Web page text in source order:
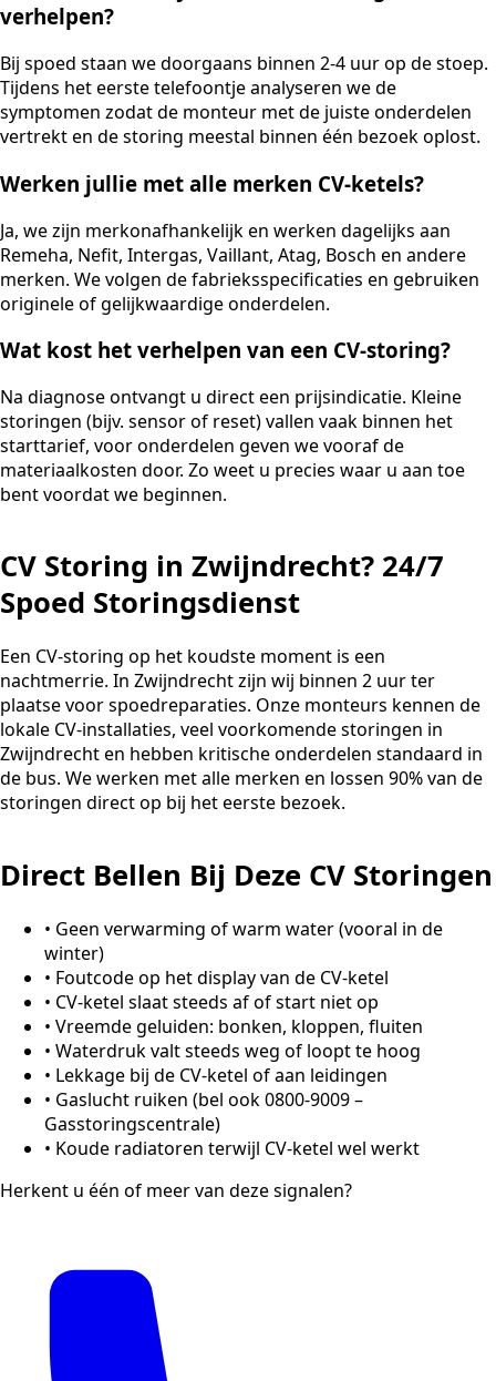
verhelpen?
Bij spoed staan we doorgaans binnen 2-4 uur op de stoep.
Tijdens het eerste telefoontje analyseren we de
symptomen zodat de monteur met de juiste onderdelen
vertrekt en de storing meestal binnen één bezoek oplost.
Werken jullie met alle merken CV-ketels?
Ja, we zijn merkonafhankelijk en werken dagelijks aan
Remeha, Nefit, Intergas, Vaillant, Atag, Bosch en andere
merken. We volgen de fabrieksspecificaties en gebruiken
originele of gelijkwaardige onderdelen.
Wat kost het verhelpen van een CV-storing?
Na diagnose ontvangt u direct een prijsindicatie. Kleine
storingen (bijv. sensor of reset) vallen vaak binnen het
starttarief, voor onderdelen geven we vooraf de
materiaalkosten door. Zo weet u precies waar u aan toe
bent voordat we beginnen.
CV Storing in Zwijndrecht? 24/7
Spoed Storingsdienst
Een CV-storing op het koudste moment is een
nachtmerrie. In Zwijndrecht zijn wij binnen 2 uur ter
plaatse voor spoedreparaties. Onze monteurs kennen de
lokale CV-installaties, veel voorkomende storingen in
Zwijndrecht en hebben kritische onderdelen standaard in
de bus. We werken met alle merken en lossen 90% van de
storingen direct op bij het eerste bezoek.
Direct Bellen Bij Deze CV Storingen
• Geen verwarming of warm water (vooral in de
winter)
• Foutcode op het display van de CV-ketel
• CV-ketel slaat steeds af of start niet op
• Vreemde geluiden: bonken, kloppen, fluiten
• Waterdruk valt steeds weg of loopt te hoog
• Lekkage bij de CV-ketel of aan leidingen
• Gaslucht ruiken (bel ook 0800-9009 –
Gasstoringscentrale)
• Koude radiatoren terwijl CV-ketel wel werkt
Herkent u één of meer van deze signalen?